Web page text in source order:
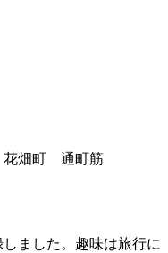
畑町 通町筋
ました。趣味は旅行に